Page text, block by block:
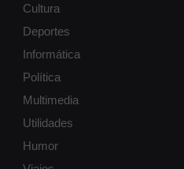
Cultura
Deportes
Informática
Política
Multimedia
Utilidades
Humor